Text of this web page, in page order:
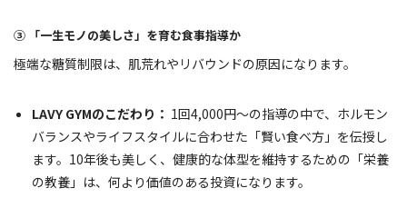
③ 「一生モノの美しさ」を育む食事指導か
極端な糖質制限は、肌荒れやリバウンドの原因になります。
LAVY GYMのこだわり： 1回4,000円〜の指導の中で、ホルモン
バランスやライフスタイルに合わせた「賢い食べ方」を伝授し
ます。10年後も美しく、健康的な体型を維持するための「栄養
の教養」は、何より価値のある投資になります。